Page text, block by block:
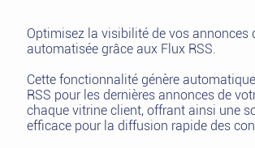
Optimisez la visibilité de vos annonces
automatisée grâce aux Flux RSS.
Cette fonctionnalité génère
RSS pour les dernières annonces de
chaque vitrine client, offrant ainsi une
efficace pour la diffusion rapide des